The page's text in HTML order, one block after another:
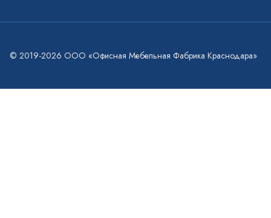
© 2019-2026 ООО «Офисная Мебельная Фабрика Краснодара»